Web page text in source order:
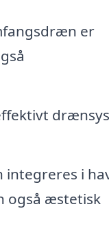
er
integreres i
også æstetisk